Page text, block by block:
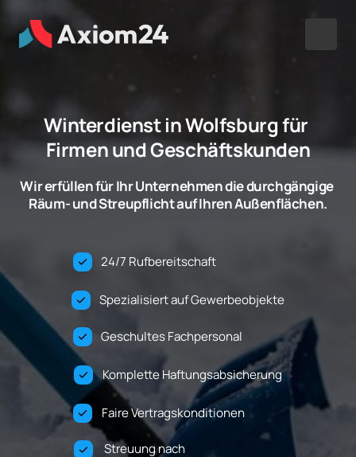
Winterdienst in Wolfsburg für
Firmen und Geschäftskunden
Wir erfüllen für Ihr Unternehmen die durchgängige
Räum- und Streupflicht auf Ihren Außenflächen.
Spezialisiert auf Gewerbeobjekte
Geschultes Fachpersonal
Komplette Haftungsabsicherung
Faire Vertragskonditionen
Streuung nach